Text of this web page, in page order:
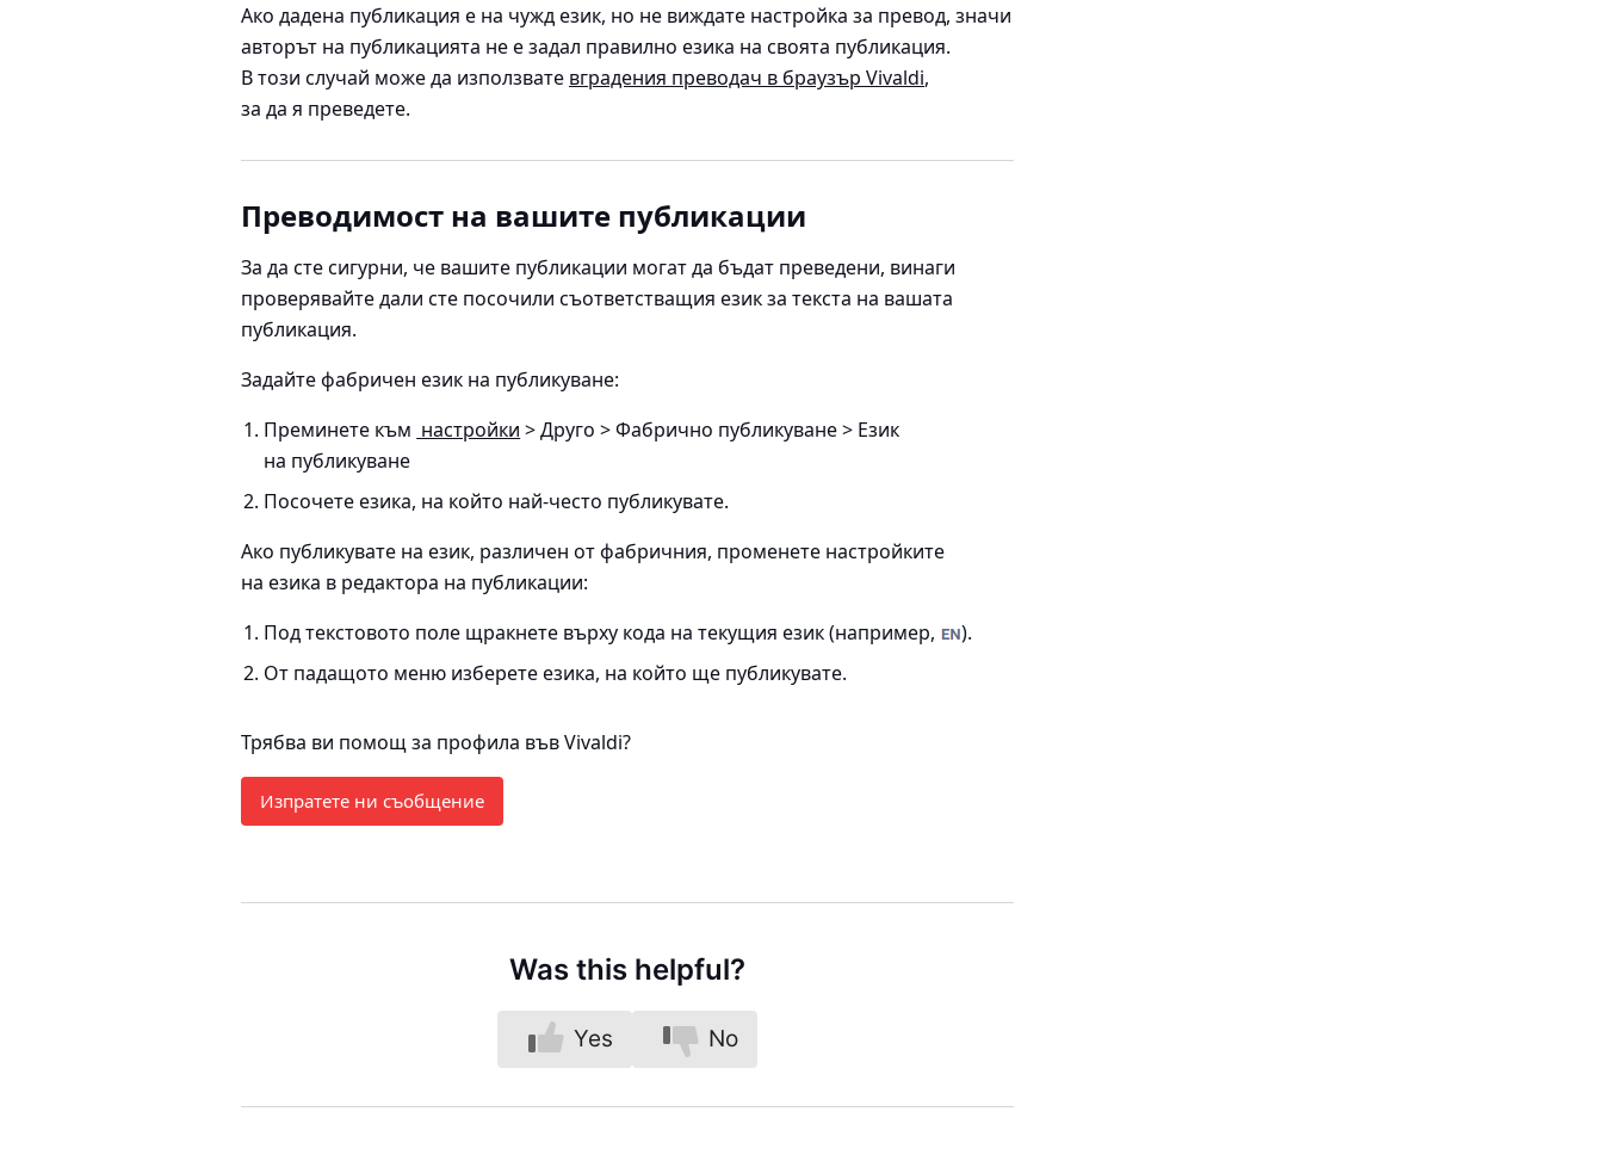
Ако дадена публикация е на чужд език, но не виждате настройка за превод, значи
авторът на публикацията не е задал правилно езика на своята публикация.
В този случай може да използвате вградения преводач в браузър Vivaldi,
за да я преведете.
Преводимост на вашите публикации
За да сте сигурни, че вашите публикации могат да бъдат преведени, винаги
проверявайте дали сте посочили съответстващия език за текста на вашата
публикация.
Задайте фабричен език на публикуване:
Преминете към настройки > Друго > Фабрично публикуване > Език
на публикуване
Посочете езика, на който най-често публикувате.
Ако публикувате на език, различен от фабричния, променете настройките
на езика в редактора на публикации:
Под текстовото поле щракнете върху кода на текущия език (например,
).
От падащото меню изберете езика, на който ще публикувате.
Трябва ви помощ за профила във Vivaldi?
Изпратете ни съобщение
Was this helpful?
Yes No